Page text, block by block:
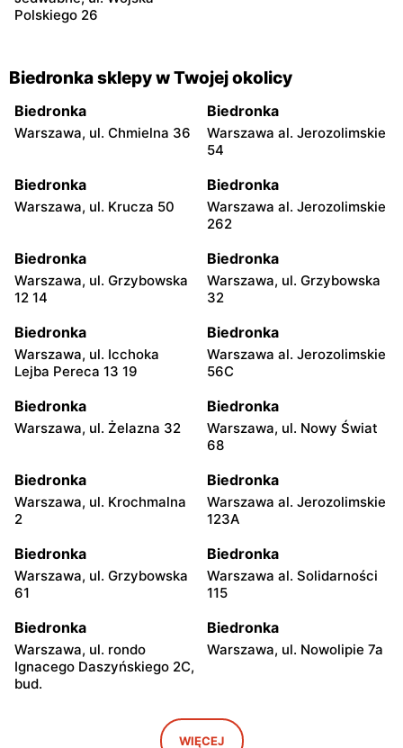
Polskiego 26
Biedronka sklepy w Twojej okolicy
Biedronka
Warszawa, ul. Chmielna 36
Biedronka
Warszawa al. Jerozolimskie
54
Biedronka
Warszawa, ul. Krucza 50
Biedronka
Warszawa al. Jerozolimskie
262
Biedronka
Warszawa, ul. Grzybowska
12 14
Biedronka
Warszawa, ul. Grzybowska
32
Biedronka
Warszawa, ul. Icchoka
Lejba Pereca 13 19
Biedronka
Warszawa al. Jerozolimskie
56C
Biedronka
Warszawa, ul. Żelazna 32
Biedronka
Warszawa, ul. Nowy Świat
68
Biedronka
Warszawa, ul. Krochmalna
2
Biedronka
Warszawa al. Jerozolimskie
123A
Biedronka
Warszawa, ul. Grzybowska
61
Biedronka
Warszawa al. Solidarności
115
Biedronka
Warszawa, ul. rondo
Ignacego Daszyńskiego 2C,
bud.
Biedronka
Warszawa, ul. Nowolipie 7a
Warszawa, ul. Ogrodowa 58
Biedronka
Warszawa al. Solidarności
WIĘCEJ